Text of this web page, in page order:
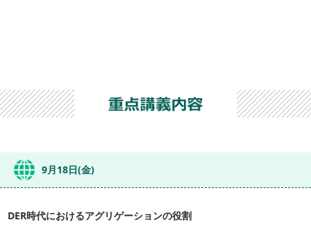
9月18日(金)
DER時代におけるアグリゲーションの役割